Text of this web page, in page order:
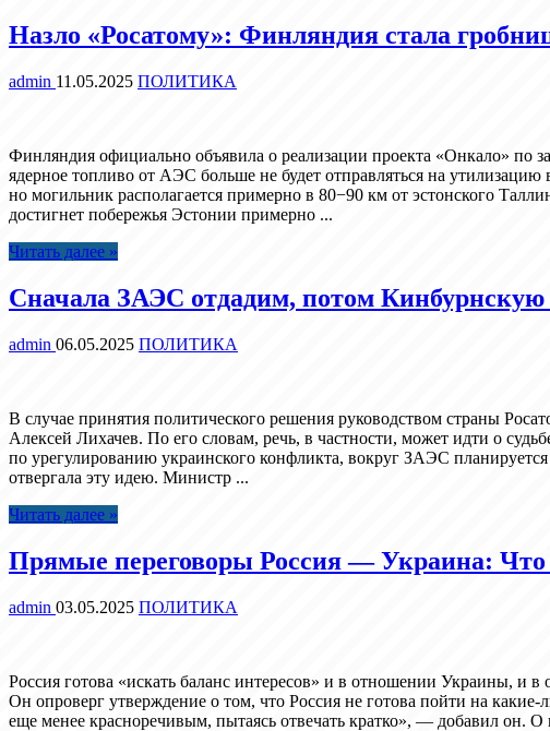
Назло «Росатому»: Финляндия стала
admin 11.05.2025 ПОЛИТИКА
Финляндия официально объявила о реализации проекта «Онкало» по
ядерное топливо от АЭС больше не будет отправляться на
но могильник располагается примерно в 80−90 км от эстонского
достигнет побережья Эстонии примерно ...
Читать далее »
Сначала ЗАЭС отдадим, потом Кинбурнскую
admin 06.05.2025 ПОЛИТИКА
В случае принятия политического решения руководством страны
Алексей Лихачев. По его словам, речь, в частности, может идти о
по урегулированию украинского конфликта, вокруг ЗАЭС
отвергала эту идею. Министр ...
Читать далее »
Прямые переговоры Россия — Украина: Что
admin 03.05.2025 ПОЛИТИКА
Россия готова «искать баланс интересов» и в отношении Украины,
Он опроверг утверждение о том, что Россия не готова пойти на
еще менее красноречивым, пытаясь отвечать кратко», — добавил он. О